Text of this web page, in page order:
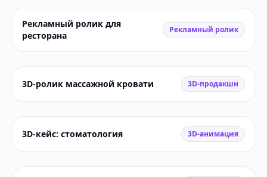
Рекламный ролик для
ресторана
Рекламный ролик
3D-ролик массажной кровати 3D-продакшн
3D-кейс: стоматология 3D-анимация